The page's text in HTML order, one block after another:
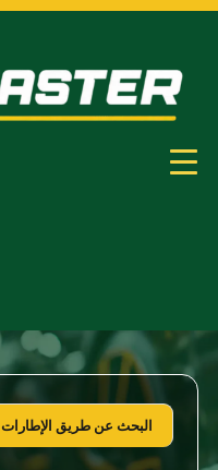
البحث عن طريق الإطارات